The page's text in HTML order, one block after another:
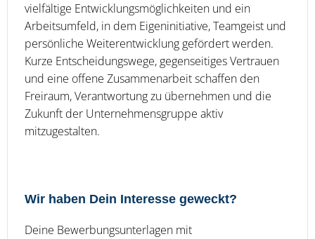
vielfältige Entwicklungsmöglichkeiten und ein
Arbeitsumfeld, in dem Eigeninitiative, Teamgeist und
persönliche Weiterentwicklung gefördert werden.
Kurze Entscheidungswege, gegenseitiges Vertrauen
und eine offene Zusammenarbeit schaffen den
Freiraum, Verantwortung zu übernehmen und die
Zukunft der Unternehmensgruppe aktiv
mitzugestalten.
Wir haben Dein Interesse geweckt?
Deine Bewerbungsunterlagen mit